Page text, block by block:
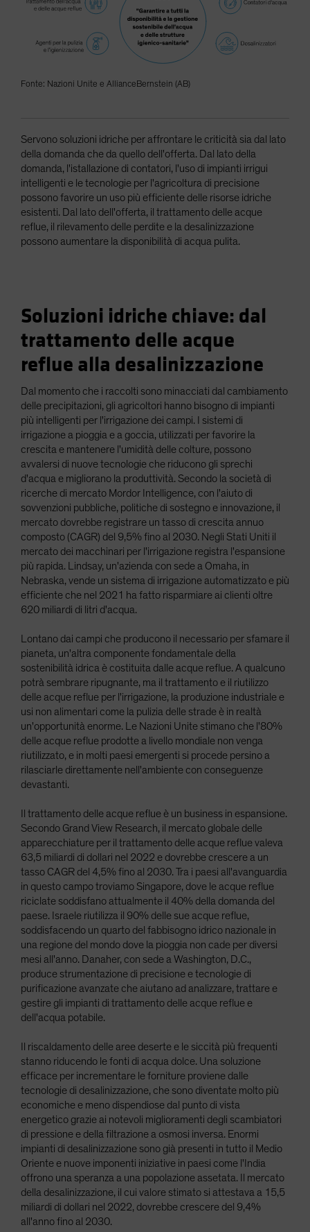
Fonte: Nazioni Unite e AllianceBernstein (AB)
Servono soluzioni idriche per affrontare le criticità sia dal lato
della domanda che da quello dell'offerta. Dal lato della
domanda, l'istallazione di contatori, l'uso di impianti irrigui
intelligenti e le tecnologie per l'agricoltura di precisione
possono favorire un uso più efficiente delle risorse idriche
esistenti. Dal lato dell'offerta, il trattamento delle acque
reflue, il rilevamento delle perdite e la desalinizzazione
possono aumentare la disponibilità di acqua pulita.
Soluzioni idriche chiave: dal
trattamento delle acque
reflue alla desalinizzazione
Dal momento che i raccolti sono minacciati dal cambiamento
delle precipitazioni, gli agricoltori hanno bisogno di impianti
più intelligenti per l'irrigazione dei campi. I sistemi di
irrigazione a pioggia e a goccia, utilizzati per favorire la
crescita e mantenere l'umidità delle colture, possono
avvalersi di nuove tecnologie che riducono gli sprechi
d'acqua e migliorano la produttività. Secondo la società di
ricerche di mercato Mordor Intelligence, con l'aiuto di
sovvenzioni pubbliche, politiche di sostegno e innovazione, il
mercato dovrebbe registrare un tasso di crescita annuo
composto (CAGR) del 9,5% fino al 2030. Negli Stati Uniti il
mercato dei macchinari per l'irrigazione registra l'espansione
più rapida. Lindsay, un'azienda con sede a Omaha, in
Nebraska, vende un sistema di irrigazione automatizzato e più
efficiente che nel 2021 ha fatto risparmiare ai clienti oltre
620 miliardi di litri d'acqua.
Lontano dai campi che producono il necessario per sfamare il
pianeta, un'altra componente fondamentale della
sostenibilità idrica è costituita dalle acque reflue. A qualcuno
potrà sembrare ripugnante, ma il trattamento e il riutilizzo
delle acque reflue per l'irrigazione, la produzione industriale e
usi non alimentari come la pulizia delle strade è in realtà
un'opportunità enorme. Le Nazioni Unite stimano che l'80%
delle acque reflue prodotte a livello mondiale non venga
riutilizzato, e in molti paesi emergenti si procede persino a
rilasciarle direttamente nell'ambiente con conseguenze
devastanti.
Il trattamento delle acque reflue è un business in espansione.
Secondo Grand View Research, il mercato globale delle
apparecchiature per il trattamento delle acque reflue valeva
63,5 miliardi di dollari nel 2022 e dovrebbe crescere a un
tasso CAGR del 4,5% fino al 2030. Tra i paesi all'avanguardia
in questo campo troviamo Singapore, dove le acque reflue
riciclate soddisfano attualmente il 40% della domanda del
paese. Israele riutilizza il 90% delle sue acque reflue,
soddisfacendo un quarto del fabbisogno idrico nazionale in
una regione del mondo dove la pioggia non cade per diversi
mesi all'anno. Danaher, con sede a Washington, D.C.,
produce strumentazione di precisione e tecnologie di
purificazione avanzate che aiutano ad analizzare, trattare e
gestire gli impianti di trattamento delle acque reflue e
dell'acqua potabile.
Il riscaldamento delle aree deserte e le siccità più frequenti
stanno riducendo le fonti di acqua dolce. Una soluzione
efficace per incrementare le forniture proviene dalle
tecnologie di desalinizzazione, che sono diventate molto più
economiche e meno dispendiose dal punto di vista
energetico grazie ai notevoli miglioramenti degli scambiatori
di pressione e della filtrazione a osmosi inversa. Enormi
impianti di desalinizzazione sono già presenti in tutto il Medio
Oriente e nuove imponenti iniziative in paesi come l'India
offrono una speranza a una popolazione assetata. Il mercato
della desalinizzazione, il cui valore stimato si attestava a 15,5
miliardi di dollari nel 2022, dovrebbe crescere del 9,4%
all'anno fino al 2030.